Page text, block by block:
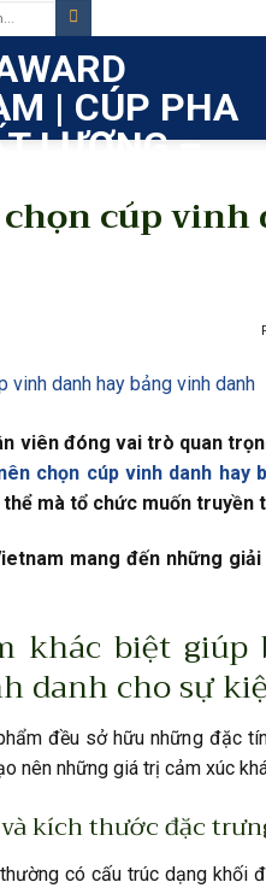
cúp vinh
viên đóng vai trò quan
chọn cúp vinh danh hay
mà tổ chức muốn truyền
mang đến những
khác biệt
danh cho sự
đều sở hữu những đặc
nên những giá trị cảm xúc
kích thước đặc
có cấu trúc dạng khối